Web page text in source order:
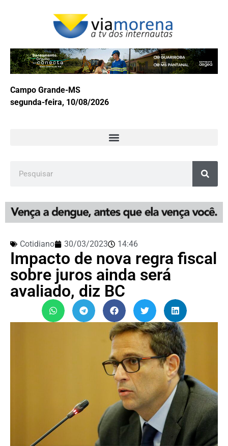
Campo Grande-MS
segunda-feira, 10/08/2026
Cotidiano 30/03/2023 14:46
Impacto de nova regra fiscal
sobre juros ainda será
avaliado, diz BC